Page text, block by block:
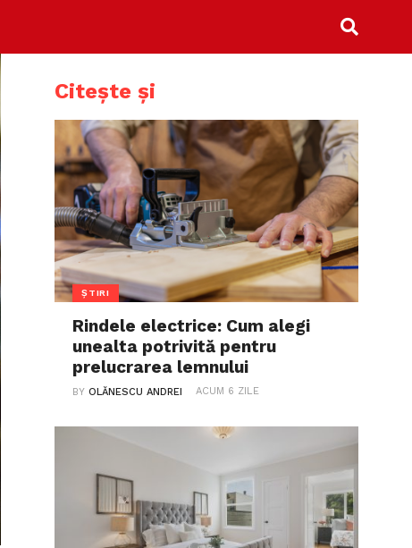
Citește și
ȘTIRI
Rindele electrice: Cum alegi
unealta potrivită pentru
prelucrarea lemnului
BYOLĂNESCU ANDREI ACUM 6 ZILE